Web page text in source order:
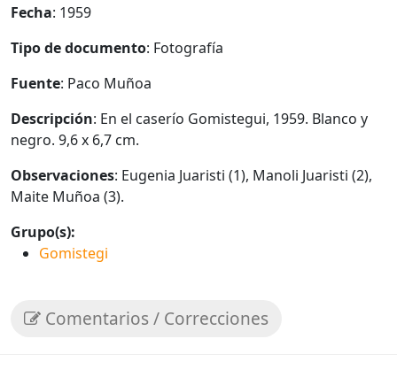
Fecha: 1959
Tipo de documento: Fotografía
Fuente: Paco Muñoa
Descripción: En el caserío Gomistegui, 1959. Blanco y
negro. 9,6 x 6,7 cm.
Observaciones: Eugenia Juaristi (1), Manoli Juaristi (2),
Maite Muñoa (3).
Grupo(s):
Gomistegi
Comentarios / Correcciones